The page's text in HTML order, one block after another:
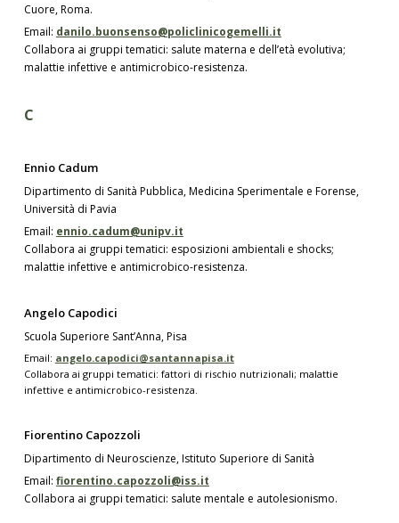
Cuore, Roma.
Email: danilo.buonsenso@policlinicogemelli.it
Collabora ai gruppi tematici: salute materna e dell’età evolutiva;
malattie infettive e antimicrobico-resistenza.
C
Ennio Cadum
Dipartimento di Sanità Pubblica, Medicina Sperimentale e Forense,
Università di Pavia
Email: ennio.cadum@unipv.it
Collabora ai gruppi tematici: esposizioni ambientali e shocks;
malattie infettive e antimicrobico-resistenza.
Angelo Capodici
Scuola Superiore Sant’Anna, Pisa
Email: angelo.capodici@santannapisa.it
Collabora ai gruppi tematici: fattori di rischio nutrizionali; malattie
infettive e antimicrobico-resistenza.
Fiorentino Capozzoli
Dipartimento di Neuroscienze, Istituto Superiore di Sanità
Email: fiorentino.capozzoli@iss.it
Collabora ai gruppi tematici: salute mentale e autolesionismo.